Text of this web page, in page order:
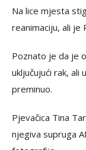
Na lice mjesta
reanimaciju, ali je
Poznato je da je
uključujući rak,
preminuo.
Pjevačica Tina
njegiva supruga